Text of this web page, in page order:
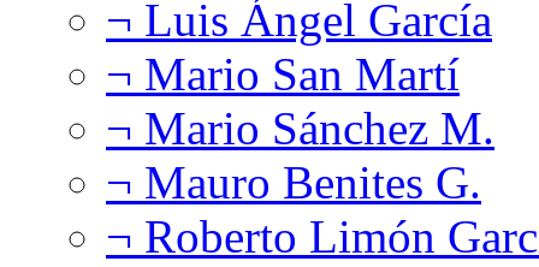
¬ Luis Ángel García
¬ Mario San Martí
¬ Mario Sánchez M.
¬ Mauro Benites G.
¬ Roberto Limón